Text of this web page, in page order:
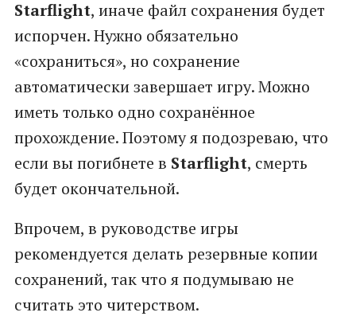
Starflight, иначе файл сохранения будет
испорчен. Нужно обязательно
«сохраниться», но сохранение
автоматически завершает игру. Можно
иметь только одно сохранённое
прохождение. Поэтому я подозреваю, что
если вы погибнете в Starflight, смерть
будет окончательной.
Впрочем, в руководстве игры
рекомендуется делать резервные копии
сохранений, так что я подумываю не
считать это читерством.